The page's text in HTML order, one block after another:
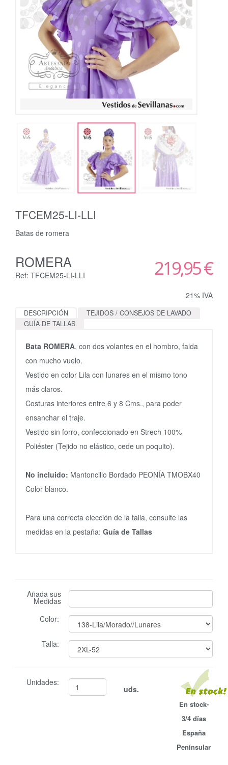
TFCEM25-LI-LLI
Batas de romera
ROMERA
Ref: TFCEM25-LI-LLI 219,95 €
21% IVA
DESCRIPCIÓN
TEJIDOS / CONSEJOS DE LAVADO
GUÍA DE TALLAS
Bata ROMERA, con dos volantes en el hombro, falda
con mucho vuelo.
Vestido en color Lila con lunares en el mismo tono
más claros.
Costuras interiores entre 6 y 8 Cms., para poder
ensanchar el traje.
Vestido sin forro, confeccionado en Strech 100%
Poliéster (Tejido no elástico, cede un poquito).
No incluido: Mantoncillo Bordado PEONÍA TMOBX40
Color blanco.
Para una correcta elección de la talla, consulte las
medidas en la pestaña: Guía de Tallas
Añada sus
Medidas
Color:
Talla:
Unidades:
uds.
En stock-
3/4 días
España
Penínsular